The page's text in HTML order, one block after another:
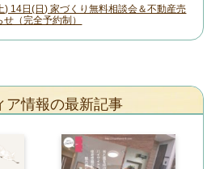
) 14日(日) 家づくり無料相談会＆不動産売
（完全予約制）
ア情報の最新記事